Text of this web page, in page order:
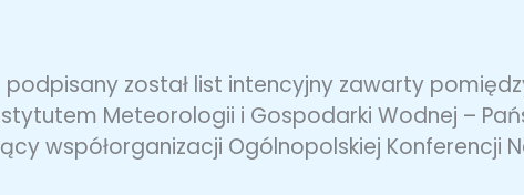
został list intencyjny zawarty
Meteorologii i Gospodarki Wodnej –
współorganizacji Ogólnopolskiej Konferencji